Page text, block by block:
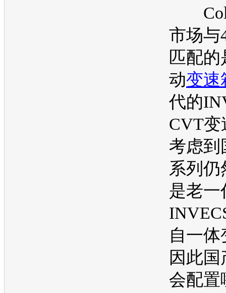
Colt
市场与
匹配的
动变速
代的
CVT变
考虑到
系列仍
是老一
自一体
因此
会配置